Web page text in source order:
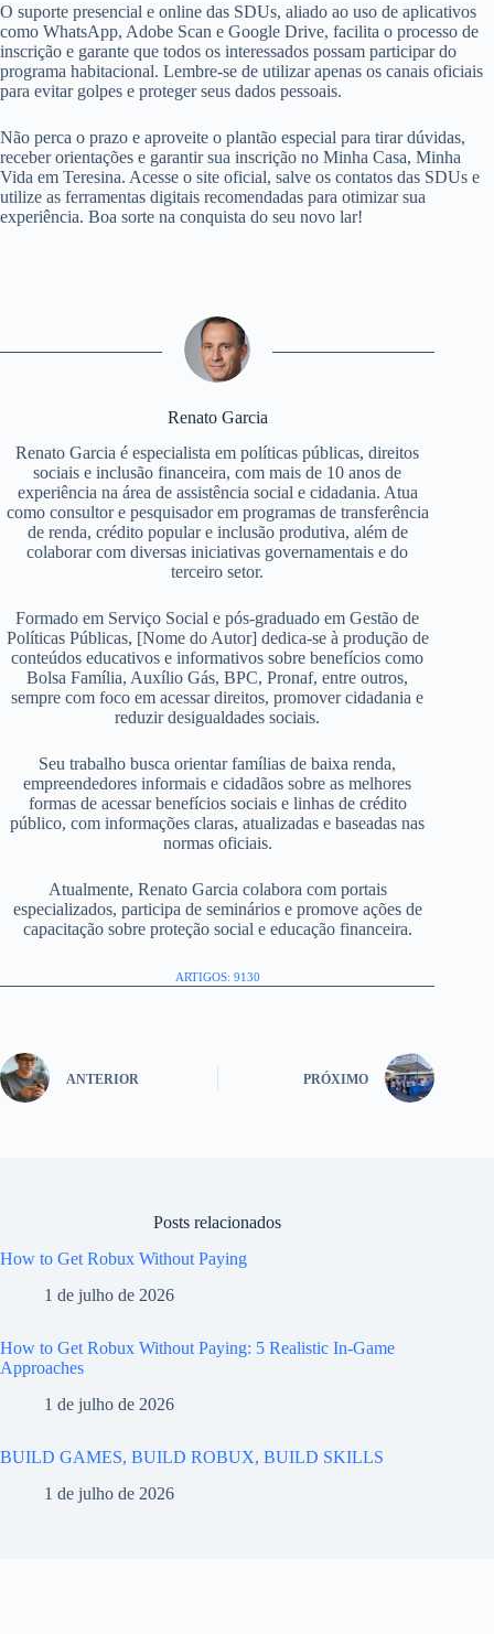
O suporte presencial e online das SDUs, aliado ao uso de aplicativos
como WhatsApp, Adobe Scan e Google Drive, facilita o processo de
inscrição e garante que todos os interessados possam participar do
programa habitacional. Lembre-se de utilizar apenas os canais oficiais
para evitar golpes e proteger seus dados pessoais.
Não perca o prazo e aproveite o plantão especial para tirar dúvidas,
receber orientações e garantir sua inscrição no Minha Casa, Minha
Vida em Teresina. Acesse o site oficial, salve os contatos das SDUs e
utilize as ferramentas digitais recomendadas para otimizar sua
experiência. Boa sorte na conquista do seu novo lar!
Renato Garcia
Renato Garcia é especialista em políticas públicas, direitos
sociais e inclusão financeira, com mais de 10 anos de
experiência na área de assistência social e cidadania. Atua
como consultor e pesquisador em programas de transferência
de renda, crédito popular e inclusão produtiva, além de
colaborar com diversas iniciativas governamentais e do
terceiro setor.
Formado em Serviço Social e pós-graduado em Gestão de
Políticas Públicas, [Nome do Autor] dedica-se à produção de
conteúdos educativos e informativos sobre benefícios como
Bolsa Família, Auxílio Gás, BPC, Pronaf, entre outros,
sempre com foco em acessar direitos, promover cidadania e
reduzir desigualdades sociais.
Seu trabalho busca orientar famílias de baixa renda,
empreendedores informais e cidadãos sobre as melhores
formas de acessar benefícios sociais e linhas de crédito
público, com informações claras, atualizadas e baseadas nas
normas oficiais.
Atualmente, Renato Garcia colabora com portais
especializados, participa de seminários e promove ações de
capacitação sobre proteção social e educação financeira.
ARTIGOS: 9130
ANTERIOR PRÓXIMO
Posts relacionados
How to Get Robux Without Paying
1 de julho de 2026
How to Get Robux Without Paying: 5 Realistic In-Game
Approaches
1 de julho de 2026
BUILD GAMES, BUILD ROBUX, BUILD SKILLS
1 de julho de 2026